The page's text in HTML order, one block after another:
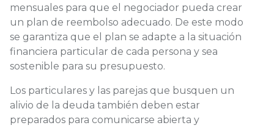
mensuales para que el negociador pueda crear
un plan de reembolso adecuado. De este modo
se garantiza que el plan se adapte a la situación
financiera particular de cada persona y sea
sostenible para su presupuesto.
Los particulares y las parejas que busquen un
alivio de la deuda también deben estar
preparados para comunicarse abierta y